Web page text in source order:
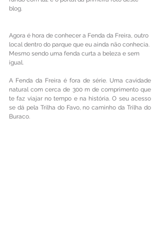
blog.
Agora é hora de conhecer a Fenda da Freira, outro
local dentro do parque que eu ainda não conhecia.
Mesmo sendo uma fenda curta a beleza e sem
igual.
A Fenda da Freira é fora de série. Uma cavidade
natural com cerca de 300 m de comprimento que
te faz viajar no tempo e na história. O seu acesso
se dá pela Trilha do Favo, no caminho da Trilha do
Buraco.